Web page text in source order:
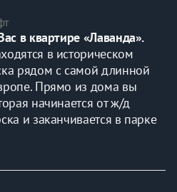
в квартире «Лаванда».
в историческом
рядом с самой длинной
Прямо из дома вы
начинается от ж/д
и заканчивается в парке
апартаментов
города. В квартире